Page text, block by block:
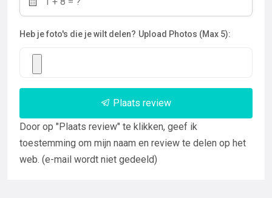
Heb je foto's die je wilt delen? Upload Photos (Max 5):
Plaats review
Door op "Plaats review" te klikken, geef ik
toestemming om mijn naam en review te delen op het
web. (e-mail wordt niet gedeeld)